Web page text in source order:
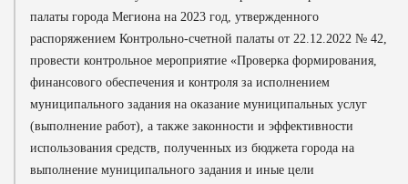
палаты города Мегиона на 2023 год, утвержденного
распоряжением Контрольно-счетной палаты от 22.12.2022 № 42,
провести контрольное мероприятие «Проверка формирования,
финансового обеспечения и контроля за исполнением
муниципального задания на оказание муниципальных услуг
(выполнение работ), а также законности и эффективности
использования средств, полученных из бюджета города на
выполнение муниципального задания и иные цели